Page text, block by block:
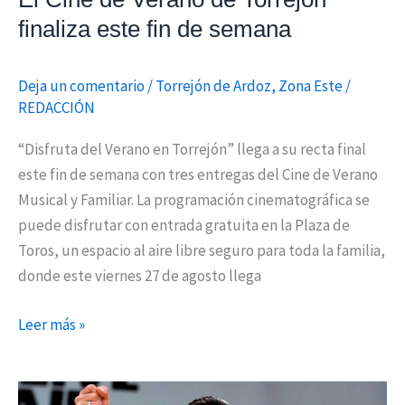
finaliza este fin de semana
Deja un comentario/Torrejón de Ardoz, Zona Este/
REDACCIÓN
“Disfruta del Verano en Torrejón” llega a su recta final
este fin de semana con tres entregas del Cine de Verano
Musical y Familiar. La programación cinematográfica se
puede disfrutar con entrada gratuita en la Plaza de
Toros, un espacio al aire libre seguro para toda la familia,
donde este viernes 27 de agosto llega
Leer más »
Cine